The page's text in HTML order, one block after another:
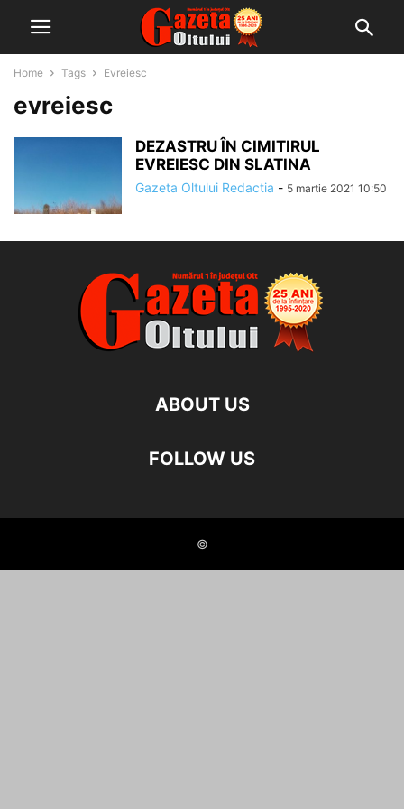
Home Tags Evreiesc
evreiesc
DEZASTRU ÎN CIMITIRUL
EVREIESC DIN SLATINA
Gazeta Oltului Redactia - 5 martie 2021 10:50
ABOUT US
FOLLOW US
©